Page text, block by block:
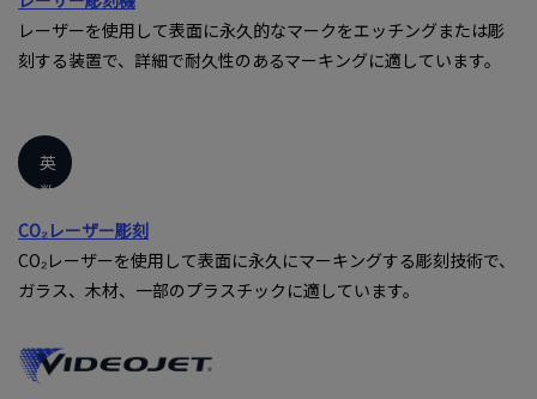
レーザーを使用して表面に永久的なマークをエッチングまたは彫
刻する装置で、詳細で耐久性のあるマーキングに適しています。
英
数
字
CO₂レーザー彫刻
CO₂レーザーを使用して表面に永久にマーキングする彫刻技術で、
ガラス、木材、一部のプラスチックに適しています。